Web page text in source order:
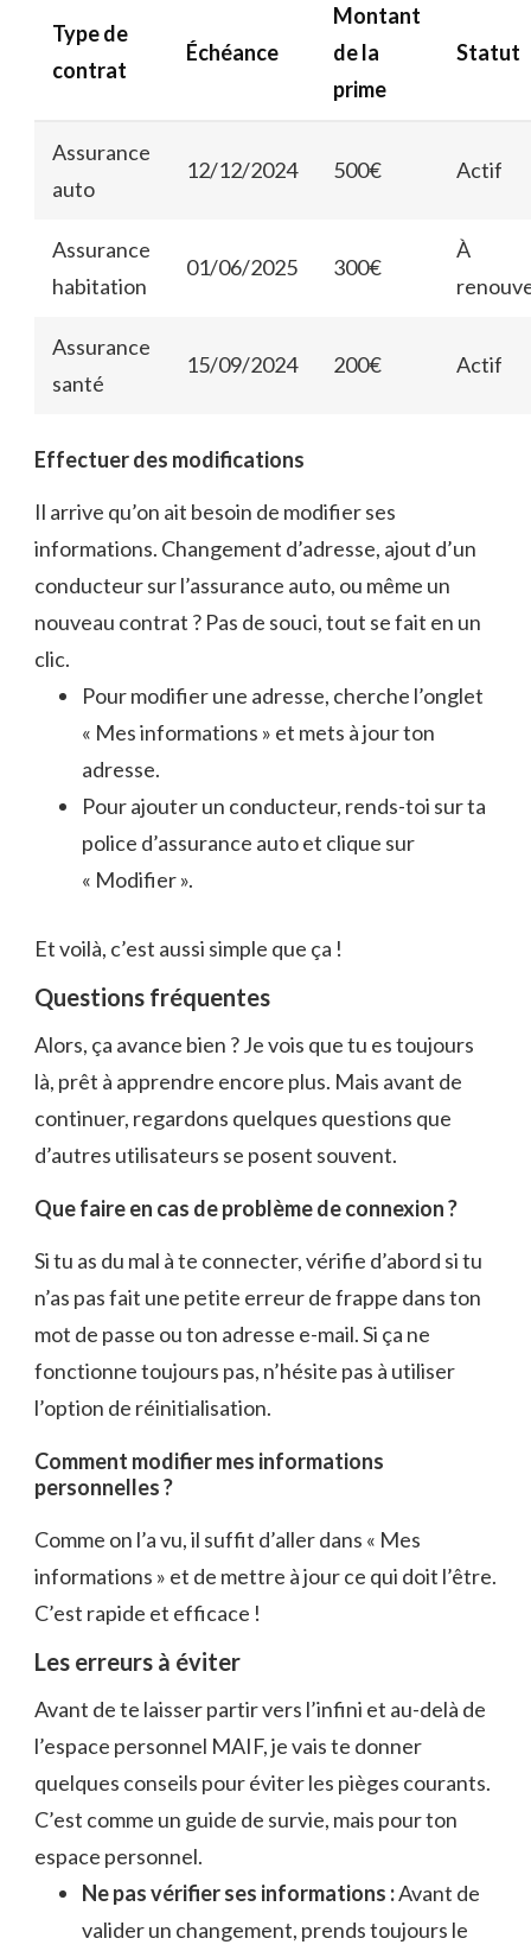
Type de
contrat
Échéance
Montant
de la
prime
Statut
Assurance
auto
12/12/2024 500€ Actif
Assurance
habitation
01/06/2025 300€
À
Assurance
santé
15/09/2024 200€ Actif
Effectuer des modifications
Il arrive qu’on ait besoin de modifier ses
informations. Changement d’adresse, ajout d’un
conducteur sur l’assurance auto, ou même un
nouveau contrat ? Pas de souci, tout se fait en un
clic.
Pour modifier une adresse, cherche l’onglet
« Mes informations » et mets à jour ton
adresse.
Pour ajouter un conducteur, rends-toi sur ta
police d’assurance auto et clique sur
« Modifier ».
Et voilà, c’est aussi simple que ça !
Questions fréquentes
Alors, ça avance bien ? Je vois que tu es toujours
là, prêt à apprendre encore plus. Mais avant de
continuer, regardons quelques questions que
d’autres utilisateurs se posent souvent.
Que faire en cas de problème de connexion ?
Si tu as du mal à te connecter, vérifie d’abord si tu
n’as pas fait une petite erreur de frappe dans ton
mot de passe ou ton adresse e-mail. Si ça ne
fonctionne toujours pas, n’hésite pas à utiliser
l’option de réinitialisation.
Comment modifier mes informations
personnelles ?
Comme on l’a vu, il suffit d’aller dans « Mes
informations » et de mettre à jour ce qui doit l’être.
C’est rapide et efficace !
Les erreurs à éviter
Avant de te laisser partir vers l’infini et au-delà de
l’espace personnel MAIF, je vais te donner
quelques conseils pour éviter les pièges courants.
C’est comme un guide de survie, mais pour ton
espace personnel.
Ne pas vérifier ses informations :Avant de
valider un changement, prends toujours le